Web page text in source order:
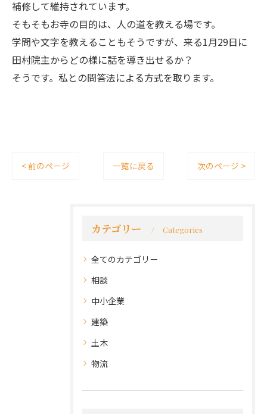
補修して維持されています。
そもそもお寺の目的は、人の道を教える場です。
学問や文字を教えることもそうですが、来る1月29日に
田村院主からどの様に話を導き出せるか？
そうです。私との問答法による方式を取ります。
< 前のページ 一覧に戻る 次のページ >
カテゴリー Categories
全てのカテゴリー
相談
中小企業
建築
土木
物流